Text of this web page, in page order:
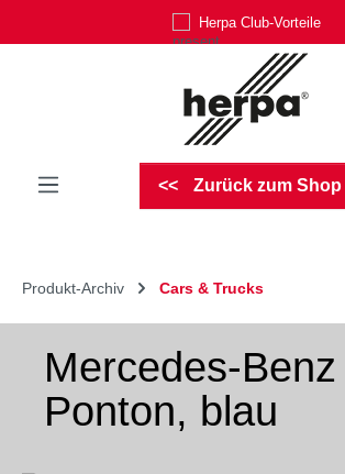
Zum Hauptinhalt springenHerpa Club-Vorteile
Zurück zum Shop
Produkt-Archiv Cars & Trucks
Mercedes-
Ponton, blau